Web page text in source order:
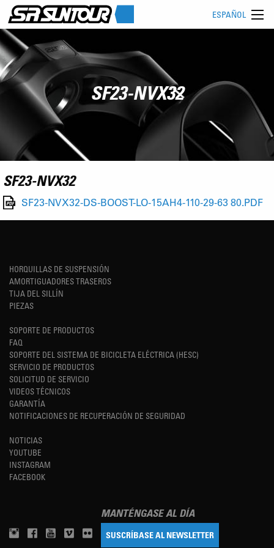
ESPAÑOL
SF23-NVX32
SF23-NVX32
SF23-NVX32-DS-BOOST-LO-15AH4-110-29-63 80.PDF
HORQUILLAS DE SUSPENSIÓN
AMORTIGUADORES TRASEROS
TIJA DEL SILLÍN
PIEZAS
SOPORTE DE PRODUCTOS
FAQ
SOPORTE DEL SISTEMA DE BICICLETA ELÉCTRICA (HESC)
SERVICIO DE PRODUCTOS
SOLICITUD DE SERVICIO
VIDEOS TÉCNICOS
GARANTÍA
NOTIFICACIONES DE RECUPERACIÓN DE SEGURIDAD
NOTICIAS
YOUTUBE
INSTAGRAM
FACEBOOK
MANTÉNGASE AL DÍA
SUSCRÍBASE AL NEWSLETTER